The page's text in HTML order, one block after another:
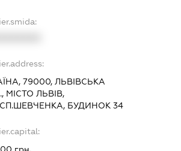
79000, ЛЬВІВСЬКА
МІСТО ЛЬВІВ,
БУДИНОК 34
грн.